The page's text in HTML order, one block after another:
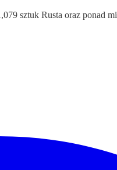
sztuk Rusta oraz ponad